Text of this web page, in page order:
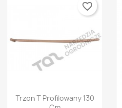
Szybki podgląd
Trzon T Profilowany 130
favorite_border